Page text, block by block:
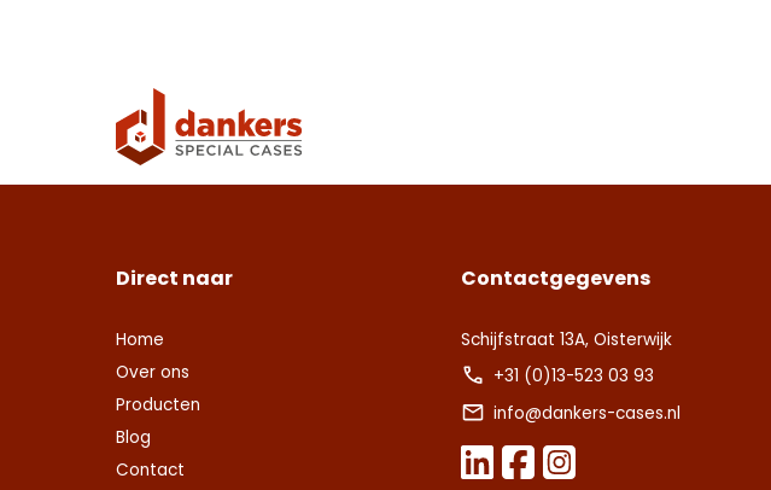
Direct naar
Home
Over ons
Producten
Blog
Contact
Contactgegevens
Schijfstraat 13A, Oisterwijk
+31 (0)13-523 03 93
info@dankers-cases.nl